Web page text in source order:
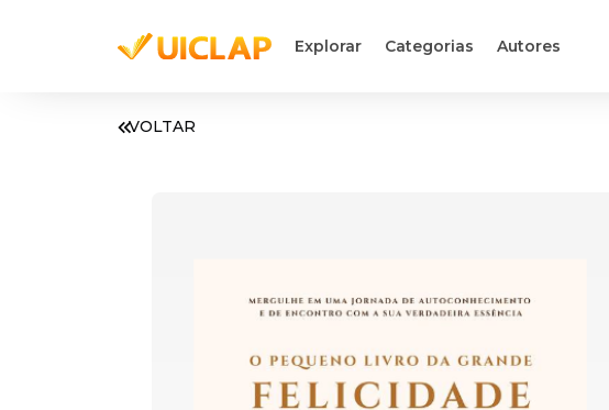
Explorar Categorias Autores
VOLTAR